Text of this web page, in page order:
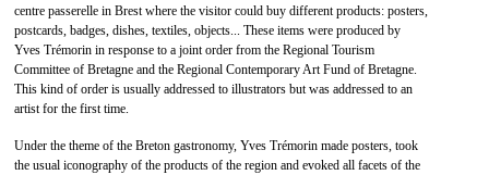
centre passerelle in Brest where the visitor could buy different products: posters,
postcards, badges, dishes, textiles, objects... These items were produced by
Yves Trémorin in response to a joint order from the Regional Tourism
Committee of Bretagne and the Regional Contemporary Art Fund of Bretagne.
This kind of order is usually addressed to illustrators but was addressed to an
artist for the first time.
Under the theme of the Breton gastronomy, Yves Trémorin made posters, took
the usual iconography of the products of the region and evoked all facets of the